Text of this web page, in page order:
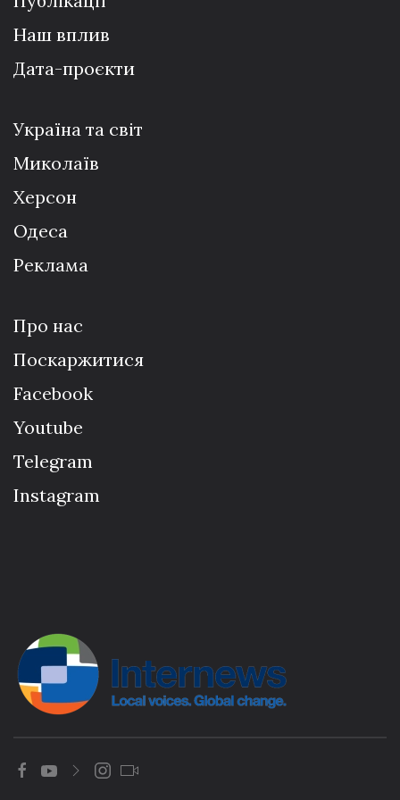
Наш вплив
Дата-проєкти
Україна та світ
Миколаїв
Херсон
Одеса
Реклама
Про нас
Поскаржитися
Facebook
Youtube
Telegram
Instagram